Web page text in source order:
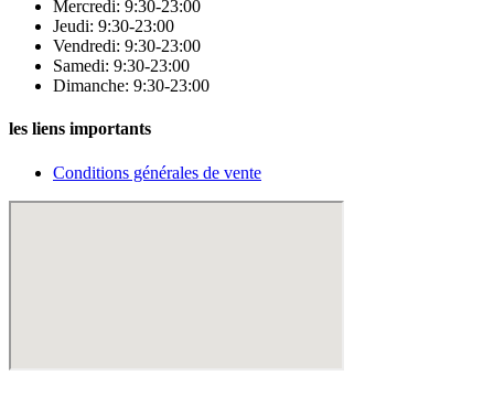
Mercredi: 9:30-23:00
Jeudi: 9:30-23:00
Vendredi: 9:30-23:00
Samedi: 9:30-23:00
Dimanche: 9:30-23:00
les liens importants
Conditions générales de vente